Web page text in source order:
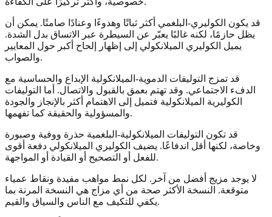
قد يكون الكوليري-البلغمي أكثر ثباتًا وهدوءًا وعنادًا صامتًا. يمكن أن
يظل حازمًا، لكنه غالبًا يعبّر عن السيطرة عبر الاتساق بدل الشدة.
يميل الكوليري الميلانكولي إلى إظهار إلحاح أكبر حول المعايير
والصواب.
قد تمزج التوليفات الدموية-الميلانكولية الإبداع والحساسية مع
الدفء الاجتماعي. وقد تهتم بعمق بالقبول والاتصال. أما التوليفات
الكوليرية الميلانكولية فتميل إلى الاهتمام أكثر بالإنجاز والجودة
والمسؤولية والحقيقة كما تفهمها.
قد تكون التوليفات الميلانكولية-البلغمية حذرة ووفية وصبورة
وخاصة، لكنها أقل اندفاعًا. يضيف الكوليري الميلانكولي دفعة أقوى
للفعل أو التصحيح أو القيادة أو المواجهة.
لا يوجد مزيج أفضل من آخر. لكل نمط مواهب مفيدة ونقاط عمياء
متوقعة. النسخة الأكثر صحة من أي مزاج هي النسخة المرنة بما
يكفي للتكيف مع الناس والسياق والقيم.